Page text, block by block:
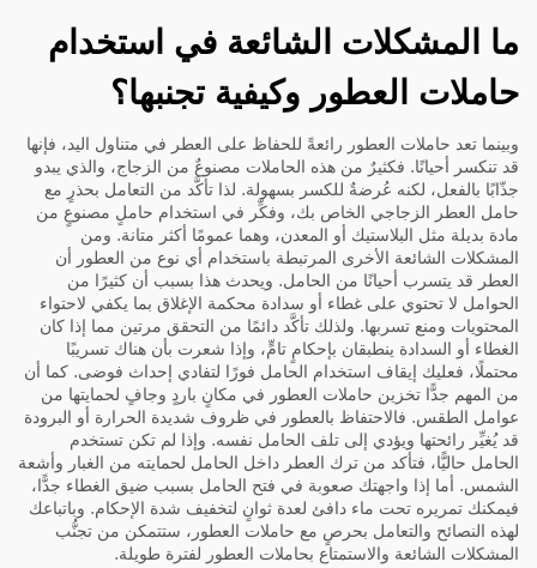
ما المشكلات الشائعة في استخدام
حاملات العطور وكيفية تجنبها؟
وبينما تعد حاملات العطور رائعةً للحفاظ على العطر في متناول اليد، فإنها
قد تنكسر أحيانًا. فكثيرٌ من هذه الحاملات مصنوعٌ من الزجاج، والذي يبدو
جذّابًا بالفعل، لكنه عُرضةٌ للكسر بسهولة. لذا تأكَّد من التعامل بحذرٍ مع
حامل العطر الزجاجي الخاص بك، وفكِّر في استخدام حاملٍ مصنوعٍ من
مادة بديلة مثل البلاستيك أو المعدن، وهما عمومًا أكثر متانة. ومن
المشكلات الشائعة الأخرى المرتبطة باستخدام أي نوع من العطور أن
العطر قد يتسرب أحيانًا من الحامل. ويحدث هذا بسبب أن كثيرًا من
الحوامل لا تحتوي على غطاء أو سدادة محكمة الإغلاق بما يكفي لاحتواء
المحتويات ومنع تسربها. ولذلك تأكَّد دائمًا من التحقق مرتين مما إذا كان
الغطاء أو السدادة ينطبقان بإحكامٍ تامٍّ، وإذا شعرت بأن هناك تسريبًا
محتملًا، فعليك إيقاف استخدام الحامل فورًا لتفادي إحداث فوضى. كما أن
من المهم جدًّا تخزين حاملات العطور في مكانٍ باردٍ وجافٍ لحمايتها من
عوامل الطقس. فالاحتفاظ بالعطور في ظروف شديدة الحرارة أو البرودة
قد يُغيِّر رائحتها ويؤدي إلى تلف الحامل نفسه. وإذا لم تكن تستخدم
الحامل حاليًّا، فتأكد من ترك العطر داخل الحامل لحمايته من الغبار وأشعة
الشمس. أما إذا واجهتك صعوبة في فتح الحامل بسبب ضيق الغطاء جدًّا،
فيمكنك تمريره تحت ماء دافئ لعدة ثوانٍ لتخفيف شدة الإحكام. وباتباعك
لهذه النصائح والتعامل بحرصٍ مع حاملات العطور، ستتمكن من تجنُّب
المشكلات الشائعة والاستمتاع بحاملات العطور لفترة طويلة.